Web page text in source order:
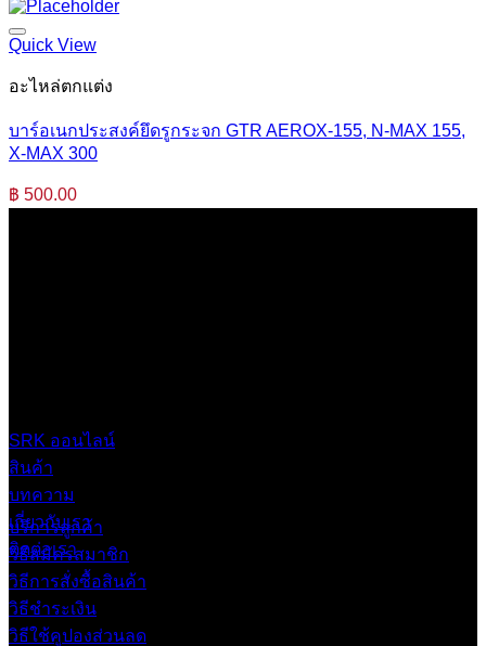
Quick View
อะไหล่ตกแต่ง
บาร์อเนกประสงค์ยึดรูกระจก GTR AEROX-155, N-MAX 155,
X-MAX 300
฿ 500.00
SRK ออนไลน์
สินค้า
บทความ
เกี่ยวกับเรา
ติดต่อเรา
บริการลูกค้า
วิธีสมัครสมาชิก
วิธีการสั่งซื้อสินค้า
วิธีชำระเงิน
วิธีใช้คูปองส่วนลด